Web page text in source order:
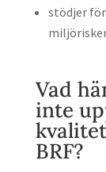
stödjer
Vad
inte
BRF?